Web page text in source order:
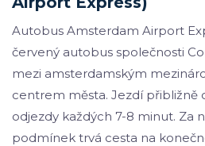
Autobus Amsterdam Airport
červený autobus společnosti
mezi amsterdamským
centrem města. Jezdí přibližně
odjezdy každých 7-8 minut. Za
podmínek trvá cesta na